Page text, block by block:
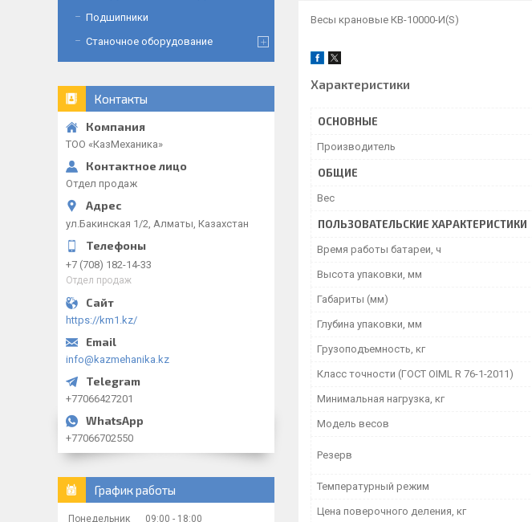
Весы крановые КВ-10000-И(S)
Характеристики
ОСНОВНЫЕ
Производитель
ОБЩИЕ
Вес
ПОЛЬЗОВАТЕЛЬСКИЕ ХАРАКТЕРИСТИКИ
Время работы батареи, ч
Высота упаковки, мм
Габариты (мм)
Глубина упаковки, мм
Грузоподъемность, кг
Класс точности (ГОСТ OIML R 76-1-2011)
Минимальная нагрузка, кг
Модель весов
Резерв
Температурный режим
Цена поверочного деления, кг
Подшипники
Станочное оборудование
Контакты
ТОО «‎КазМеханика»
Отдел продаж
ул.Бакинская 1/2, Алматы, Казахстан
+7 (708) 182-14-33
Отдел продаж
https://km1.kz/
info@kazmehanika.kz
+77066427201
+77066702550
График работы
Понедельник 09:00 18:00